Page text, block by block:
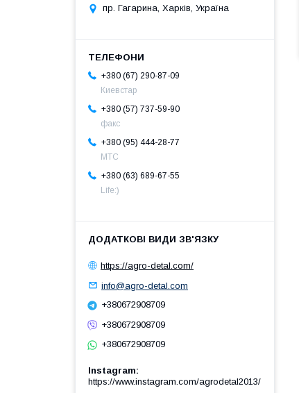
пр. Гагарина, Харків, Україна
+380 (67) 290-87-09
Киевстар
+380 (57) 737-59-90
факс
+380 (95) 444-28-77
МТС
+380 (63) 689-67-55
Life:)
https://agro-detal.com/
info@agro-detal.com
+380672908709
+380672908709
+380672908709
Instagram
https://www.instagram.com/agrodetal2013/